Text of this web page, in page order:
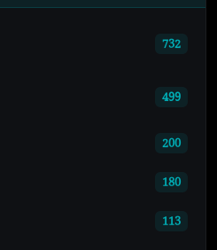
732
499
200
180
113